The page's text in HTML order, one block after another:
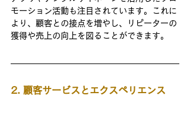
モーション活動も注目されています。これに
より、顧客との接点を増やし、リピーターの
獲得や売上の向上を図ることができます。
2. 顧客サービスとエクスペリエンス